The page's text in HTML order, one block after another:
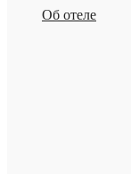
Об отеле